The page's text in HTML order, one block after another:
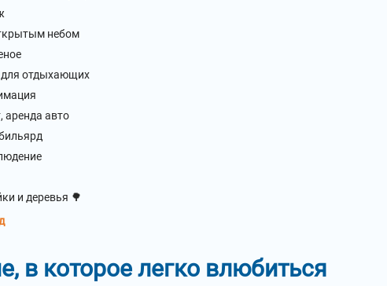
небом
отдыхающих
аренда авто
и деревья 🌳
в которое легко влюбиться